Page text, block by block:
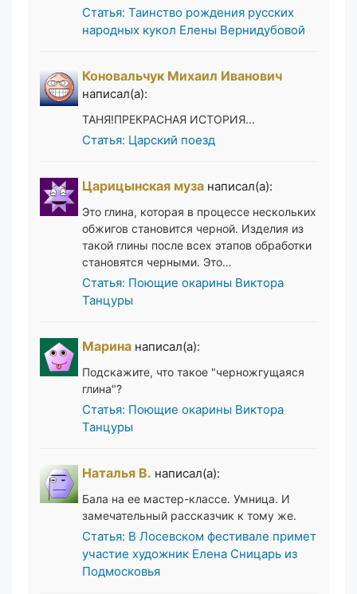
Статья: Таинство рождения русских
народных кукол Елены Вернидубовой
Коновальчук Михаил Иванович
написал(а):
ТАНЯ!ПРЕКРАСНАЯ ИСТОРИЯ...
Статья: Царский поезд
Царицынская муза написал(а):
Это глина, которая в процессе нескольких
обжигов становится черной. Изделия из
такой глины после всех этапов обработки
становятся черными. Это…
Статья: Поющие окарины Виктора
Танцуры
Марина написал(а):
Подскажите, что такое "черножгущаяся
глина"?
Статья: Поющие окарины Виктора
Танцуры
Наталья В. написал(а):
Бала на ее мастер-классе. Умница. И
замечательный рассказчик к тому же.
Статья: В Лосевском фестивале примет
участие художник Елена Сницарь из
Подмосковья